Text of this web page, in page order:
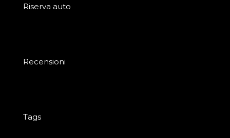
Riserva auto
Recensioni
Tags